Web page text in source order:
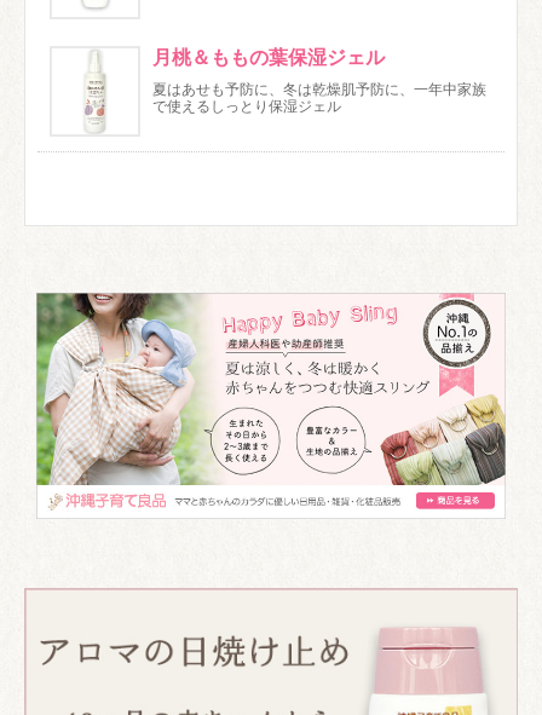
月桃＆ももの葉保湿ジェル
夏はあせも予防に、冬は乾燥肌予防に、一年中家族
で使えるしっとり保湿ジェル